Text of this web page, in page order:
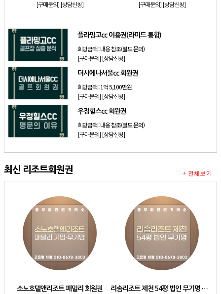
소노호텔앤리조트 패밀리 회원권
[구매문의] [상담신청] [구매문의] [상담신청]
플라밍고cc 이용권(라미드 통합)
희망금액 :내용 참조(별도 문의)
[구매문의] [상담신청]
더시에나서울cc 회원권
희망금액 :1억 5,100만원
[구매문의] [상담신청]
우정힐스cc 회원권
희망금액 :내용 참조(별도 문의)
[구매문의] [상담신청]
최신 리조트회원권
소노호텔앤리조트 패밀리 회원권 리솜리조트 제천 54평 법인 무기명 회원제
+ 전체보기